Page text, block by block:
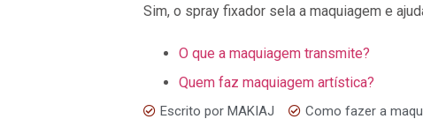
Sim, o spray fixador sela a maquiagem e
O que a maquiagem transmite?
Quem faz maquiagem artística?
Escrito por MAKIAJ Como fazer a